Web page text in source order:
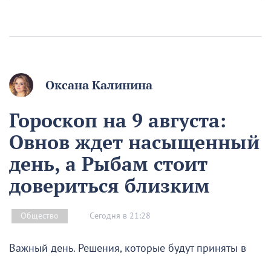
Оксана Калинина
Гороскоп на 9 августа:
Овнов ждет насыщенный
день, а Рыбам стоит
довериться близким
Общество Сегодня в 21:28
Важный день. Решения, которые будут приняты в